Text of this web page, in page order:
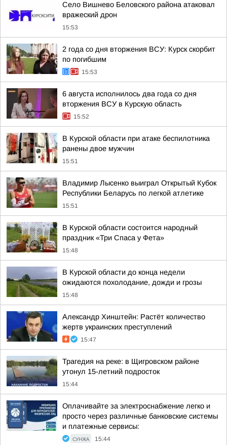
Село Вишнево Беловского района атаковал
вражеский дрон
15:53
2 года со дня вторжения ВСУ: Курск скорбит
по погибшим
15:53
6 августа исполнилось два года со дня
вторжения ВСУ в Курскую область
15:52
В Курской области при атаке беспилотника
ранены двое мужчин
15:51
Владимир Лысенко выиграл Открытый Кубок
Республики Беларусь по легкой атлетике
15:51
В Курской области состоится народный
праздник «Три Спаса у Фета»
15:48
В Курской области до конца недели
ожидаются похолодание, дожди и грозы
15:48
Александр Хинштейн: Растёт количество
жертв украинских преступлений
15:47
Трагедия на реке: в Щигровском районе
утонул 15-летний подросток
15:44
Оплачивайте за электроснабжение легко и
просто через различные банковские системы
и платежные сервисы:
СУНЖА 15:44